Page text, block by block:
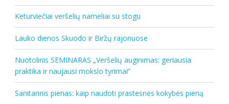
Keturviečiai veršelių nameliai su stogu
Lauko dienos Skuodo ir Biržų rajonuose
Nuotolinis SEMINARAS „Veršelių auginimas: geriausia
praktika ir naujausi mokslo tyrimai”
Sanitarinis pienas: kaip naudoti prastesnės kokybės pieną